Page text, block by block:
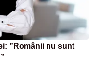
”Românii nu sunt